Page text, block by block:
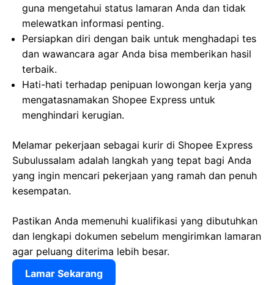
guna mengetahui status lamaran Anda dan tidak
melewatkan informasi penting.
Persiapkan diri dengan baik untuk menghadapi tes
dan wawancara agar Anda bisa memberikan hasil
terbaik.
Hati-hati terhadap penipuan lowongan kerja yang
mengatasnamakan Shopee Express untuk
menghindari kerugian.
Melamar pekerjaan sebagai kurir di Shopee Express
Subulussalam adalah langkah yang tepat bagi Anda
yang ingin mencari pekerjaan yang ramah dan penuh
kesempatan.
Pastikan Anda memenuhi kualifikasi yang dibutuhkan
dan lengkapi dokumen sebelum mengirimkan lamaran
agar peluang diterima lebih besar.
Lamar Sekarang